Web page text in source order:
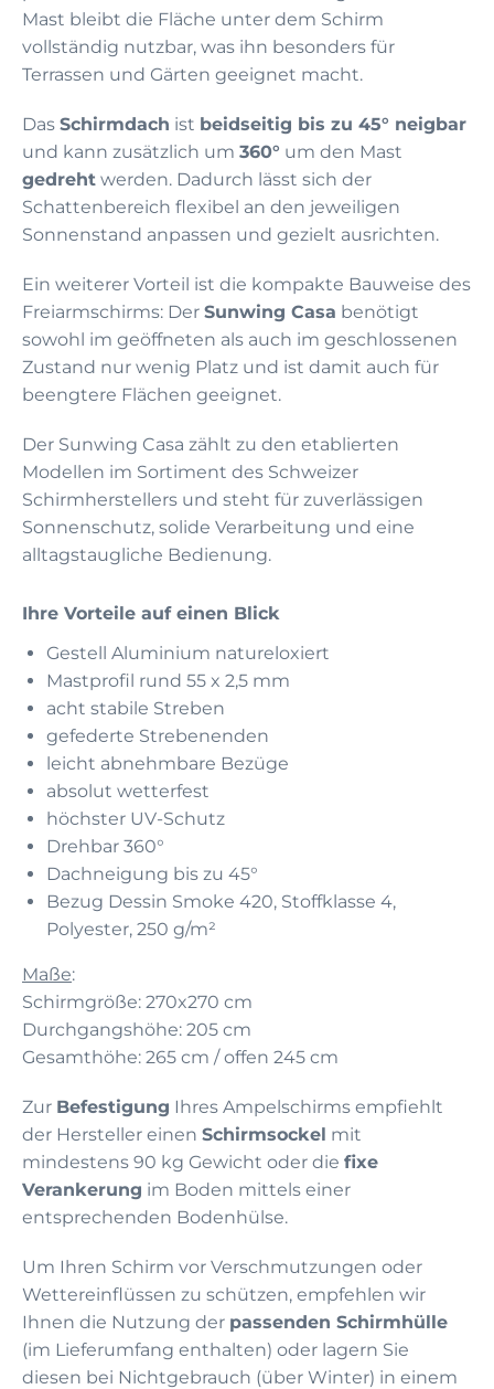
Mast bleibt die Fläche unter dem Schirm
vollständig nutzbar, was ihn besonders für
Terrassen und Gärten geeignet macht.
Das Schirmdach ist beidseitig bis zu 45° neigbar
und kann zusätzlich um 360° um den Mast
gedreht werden. Dadurch lässt sich der
Schattenbereich flexibel an den jeweiligen
Sonnenstand anpassen und gezielt ausrichten.
Ein weiterer Vorteil ist die kompakte Bauweise des
Freiarmschirms: Der Sunwing Casa benötigt
sowohl im geöffneten als auch im geschlossenen
Zustand nur wenig Platz und ist damit auch für
beengtere Flächen geeignet.
Der Sunwing Casa zählt zu den etablierten
Modellen im Sortiment des Schweizer
Schirmherstellers und steht für zuverlässigen
Sonnenschutz, solide Verarbeitung und eine
alltagstaugliche Bedienung.
Ihre Vorteile auf einen Blick
Gestell Aluminium natureloxiert
Mastprofil rund 55 x 2,5 mm
acht stabile Streben
gefederte Strebenenden
leicht abnehmbare Bezüge
absolut wetterfest
höchster UV-Schutz
Drehbar 360°
Dachneigung bis zu 45°
Bezug Dessin Smoke 420, Stoffklasse 4,
Polyester, 250 g/m²
Maße:
Schirmgröße: 270x270 cm
Durchgangshöhe: 205 cm
Gesamthöhe: 265 cm / offen 245 cm
Zur Befestigung Ihres Ampelschirms empfiehlt
der Hersteller einen Schirmsockel mit
mindestens 90 kg Gewicht oder die fixe
Verankerung im Boden mittels einer
entsprechenden Bodenhülse.
Um Ihren Schirm vor Verschmutzungen oder
Wettereinflüssen zu schützen, empfehlen wir
Ihnen die Nutzung der passenden Schirmhülle
(im Lieferumfang enthalten) oder lagern Sie
diesen bei Nichtgebrauch (über Winter) in einem